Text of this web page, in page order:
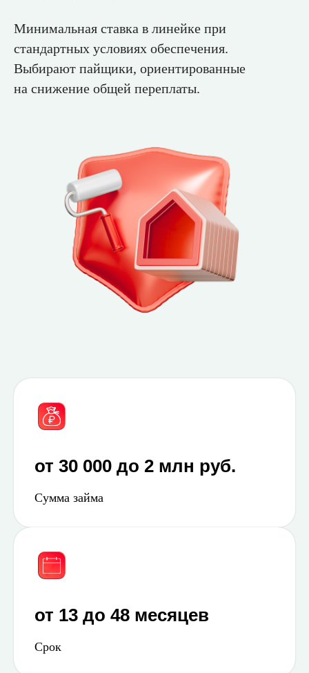
Минимальная ставка в линейке при
стандартных условиях обеспечения.
Выбирают пайщики, ориентированные
на снижение общей переплаты.
от 30 000 до 2 млн руб.
Сумма займа
от 13 до 48 месяцев
Срок